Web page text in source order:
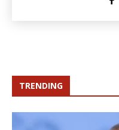
TRENDING